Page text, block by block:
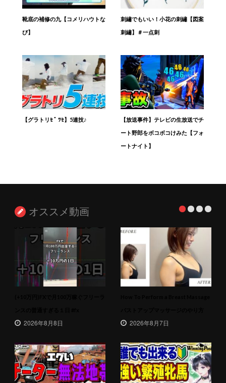
靴底の補修の九【コメリハウトな
び】
刺繡でもいい！小花の刺繡【図案
刺繡】＃一点刺
【グラトリｾ ﾟ ﾂｾ】5連技♪
【放送事件】テレビの生放送でチ
ート野郎をボコボコけみた【フォ
ートナイト】
オススメ動画
2026年8月8日 2026年8月7日